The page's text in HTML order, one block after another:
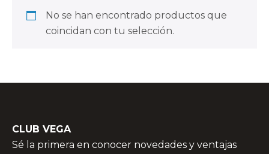
No se han encontrado productos que
coincidan con tu selección.
CLUB VEGA
Sé la primera en conocer novedades y ventajas